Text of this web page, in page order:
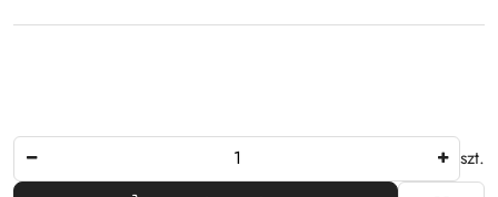
szt.